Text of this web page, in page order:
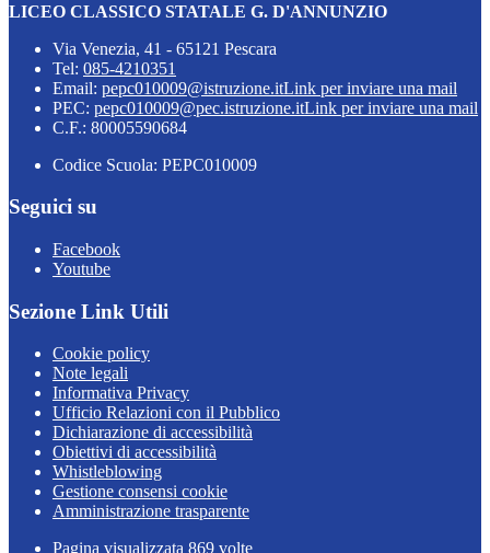
LICEO CLASSICO STATALE G. D'ANNUNZIO
Via Venezia, 41 - 65121 Pescara
Tel: 085-4210351
Email: pepc010009@istruzione.itLink per inviare una mail
PEC: pepc010009@pec.istruzione.itLink per inviare una mail
C.F.: 80005590684
Codice Scuola: PEPC010009
Seguici su
Facebook
Youtube
Sezione Link Utili
Cookie policy
Note legali
Informativa Privacy
Ufficio Relazioni con il Pubblico
Dichiarazione di accessibilità
Obiettivi di accessibilità
Whistleblowing
Gestione consensi cookie
Amministrazione trasparente
Pagina visualizzata 869 volte